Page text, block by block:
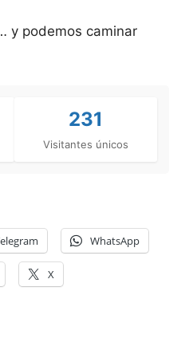
y podemos caminar
231
Visitantes únicos
WhatsApp
X